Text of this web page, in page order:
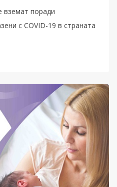
вземат поради
с COVID-19 в страната